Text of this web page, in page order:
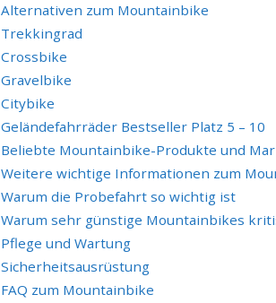
Alternativen zum Mountainbike
Trekkingrad
Crossbike
Gravelbike
Citybike
Geländefahrräder Bestseller Platz 5 – 10
Beliebte Mountainbike-Produkte und
Weitere wichtige Informationen zum
Warum die Probefahrt so wichtig ist
Warum sehr günstige Mountainbikes
Pflege und Wartung
Sicherheitsausrüstung
FAQ zum Mountainbike